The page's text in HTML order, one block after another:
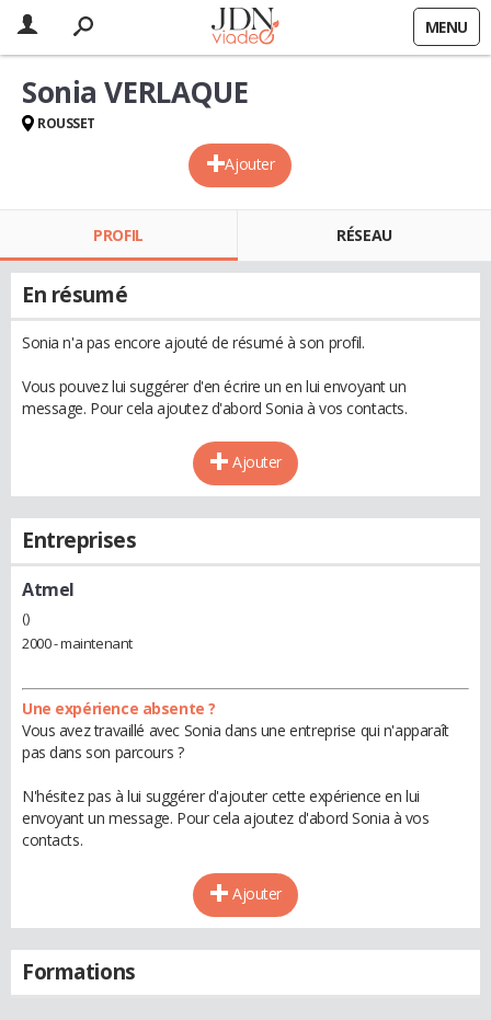
MENU
Ajouter
Sonia VERLAQUE
ROUSSET
PROFIL RÉSEAU
En résumé
Sonia n'a pas encore ajouté de résumé à son profil.
Vous pouvez lui suggérer d'en écrire un en lui envoyant un
message. Pour cela ajoutez d'abord Sonia à vos contacts.
Ajouter
Entreprises
Atmel
()
2000 - maintenant
Une expérience absente ?
Vous avez travaillé avec Sonia dans une entreprise qui n'apparaît
pas dans son parcours ?
N'hésitez pas à lui suggérer d'ajouter cette expérience en lui
envoyant un message. Pour cela ajoutez d'abord Sonia à vos
contacts.
Ajouter
Formations